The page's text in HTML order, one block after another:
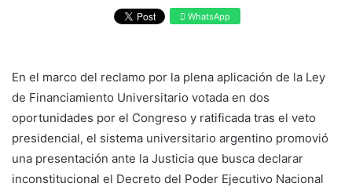
WhatsApp
En el marco del reclamo por la plena aplicación de la Ley
de Financiamiento Universitario votada en dos
oportunidades por el Congreso y ratificada tras el veto
presidencial, el sistema universitario argentino promovió
una presentación ante la Justicia que busca declarar
inconstitucional el Decreto del Poder Ejecutivo Nacional